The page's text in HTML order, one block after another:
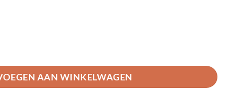
Oeroe 4115ZW met E14 fittingen aantal
AAN WINKELWAGEN